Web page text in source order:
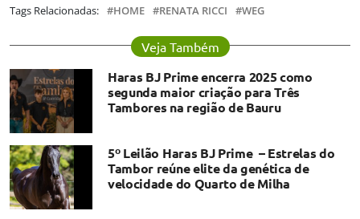
Tags Relacionadas: HOME RENATA RICCI WEG
Veja Também
Haras BJ Prime encerra 2025 como
segunda maior criação para Três
Tambores na região de Bauru
5º Leilão Haras BJ Prime – Estrelas do
Tambor reúne elite da genética de
velocidade do Quarto de Milha